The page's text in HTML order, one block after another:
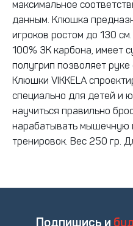
максимальное
данным. Клюшка
игроков ростом до 130
100% 3К карбона, имеет
полугрип позволяет
Клюшки VIKKELA
специально для детей и
научиться правильно
нарабатывать мышечную
тренировок. Вес 250 гр.
Подпишись и